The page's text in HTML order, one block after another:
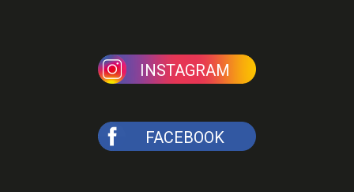
INSTAGRAM
FACEBOOK